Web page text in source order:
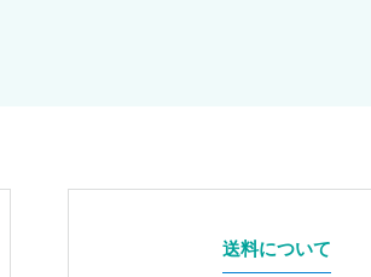
送料について